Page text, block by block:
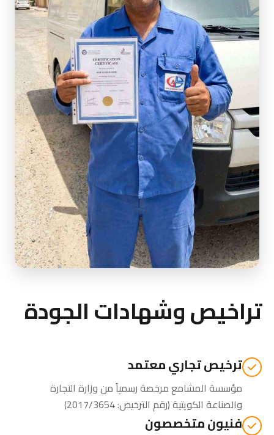
تراخيص وشهادات الجودة
ترخيص تجاري معتمد
مؤسسة المشامع مرخصة رسمياً منوزارة التجارة
والصناعة الكويتية(رقم الترخيص: 2017/3654)
فنيون متخصصون